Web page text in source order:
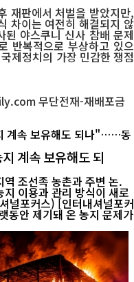
재판에서 처벌을 받았지만,
차이는 여전히 해결되지 않
야스쿠니 신사 참배 문제
반복적으로 부상하고 있으
제정치의 가장 민감한 쟁점
무단전재-재배포금
계속 보유해도 되
조선족 농촌과 주변 논.
이용과 관리 방식이 새로
터내셔널포커
동안 제기돼 온 농지 문제가